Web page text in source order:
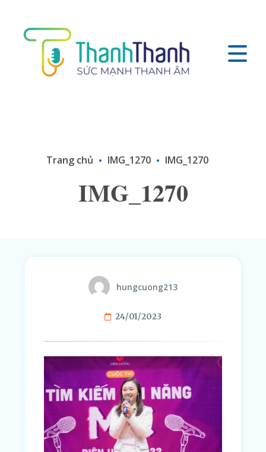
Trang chủ IMG_1270 IMG_1270
IMG_1270
hungcuong213
24/01/2023